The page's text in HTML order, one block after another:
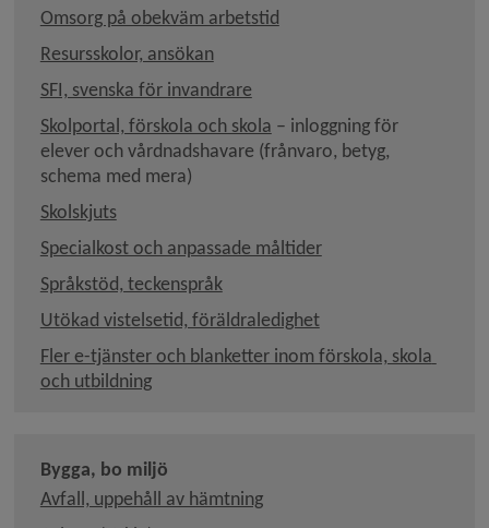
Omsorg på obekväm arbetstid
Resursskolor, ansökan
SFI, svenska för invandrare
Skolportal, förskola och skola – inloggning för
elever och vårdnadshavare (frånvaro, betyg,
schema med mera)
Skolskjuts
Specialkost och anpassade måltider
Språkstöd, teckenspråk
Utökad vistelsetid, föräldra­ledighet
Fler e-tjänster och blanketter inom förskola, skola
och utbildning
Bygga, bo miljö
Avfall, uppehåll av hämtning